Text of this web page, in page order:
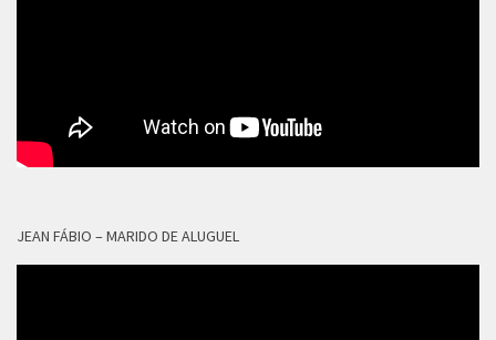
JEAN FÁBIO – MARIDO DE ALUGUEL